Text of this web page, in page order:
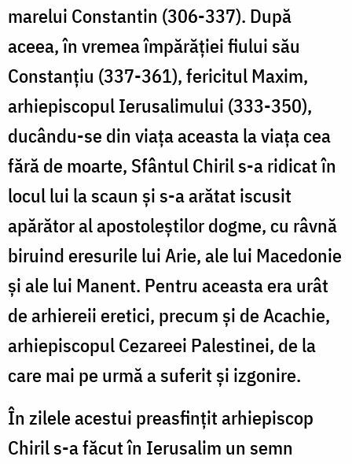
marelui Constantin (306-337). După
aceea, în vremea împărăției fiului său
Constanțiu (337-361), fericitul Maxim,
arhiepiscopul Ierusalimului (333-350),
ducându-se din viața aceasta la viața cea
fără de moarte, Sfântul Chiril s-a ridicat în
locul lui la scaun și s-a arătat iscusit
apărător al apostoleștilor dogme, cu râvnă
biruind eresurile lui Arie, ale lui Macedonie
și ale lui Manent. Pentru aceasta era urât
de arhiereii eretici, precum și de Acachie,
arhiepiscopul Cezareei Palestinei, de la
care mai pe urmă a suferit și izgonire.
În zilele acestui preasfințit arhiepiscop
Chiril s-a făcut în Ierusalim un semn